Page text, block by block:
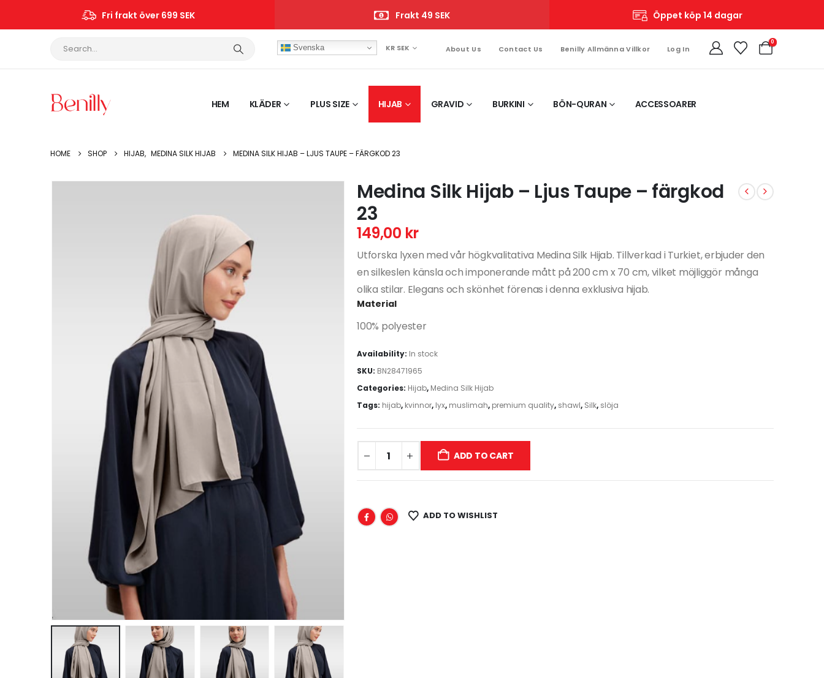
Fri frakt över 699 SEK Frakt 49 SEK Öppet köp 14 dagar
Svenska KR SEK About Us Contact Us Benilly Allmänna Villkor Log In
0
HEM KLÄDER PLUS SIZE HIJAB GRAVID BURKINI BÖN-QURAN ACCESSOARER
HOME SHOP HIJAB, MEDINA SILK HIJAB MEDINA SILK HIJAB – LJUS TAUPE – FÄRGKOD 23
Medina Silk Hijab – Ljus Taupe – färgkod
23
149,00 kr
Utforska lyxen med vår högkvalitativa Medina Silk Hijab. Tillverkad i Turkiet, erbjuder den
en silkeslen känsla och imponerande mått på 200 cm x 70 cm, vilket möjliggör många
olika stilar. Elegans och skönhet förenas i denna exklusiva hijab.
Material
100% polyester
Availability: In stock
SKU: BN28471965
Categories: Hijab, Medina Silk Hijab
Tags: hijab, kvinnor, lyx, muslimah, premium quality, shawl, Silk, slöja
ADD TO CART
ADD TO WISHLIST